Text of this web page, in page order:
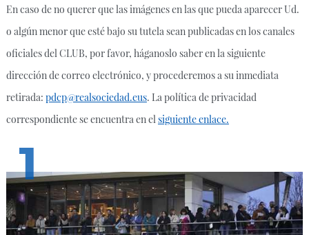
En caso de no querer que las imágenes en las que pueda aparecer Ud.
o algún menor que esté bajo su tutela sean publicadas en los canales
oficiales del CLUB, por favor, háganoslo saber en la siguiente
dirección de correo electrónico, y procederemos a su inmediata
retirada: pdcp@realsociedad.eus. La política de privacidad
correspondiente se encuentra en elsiguiente enlace.
1